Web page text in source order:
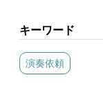
キーワード
演奏依頼